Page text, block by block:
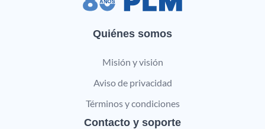
Quiénes somos
Misión y visión
Aviso de privacidad
Términos y condiciones
Contacto y soporte